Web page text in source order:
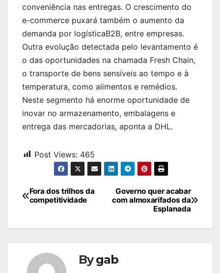
conveniência nas entregas. O crescimento do
e-commerce puxará também o aumento da
demanda por logísticaB2B, entre empresas.
Outra evolução detectada pelo levantamento é
o das oportunidades na chamada Fresh Chain,
o transporte de bens sensíveis ao tempo e à
temperatura, como alimentos e remédios.
Neste segmento há enorme oportunidade de
inovar no armazenamento, embalagens e
entrega das mercadorias, aponta a DHL.
Post Views: 465
Navegação
Governo quer acabar
com almoxarifados da
Esplanada
Fora dos trilhos da
competitividade
Bygab